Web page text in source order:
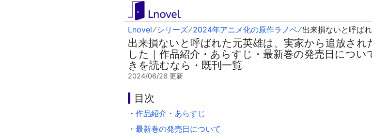
Lnovel シリーズ 2024年アニメ化の原作ラノベ
出来損ないと呼ばれた元英雄は、実家から追放さ
した｜作品紹介・あらすじ・最新巻の発売日につ
きを読むなら・既刊一覧
2024/06/26 更新
目次
・ 作品紹介・あらすじ
・ 最新巻の発売日について